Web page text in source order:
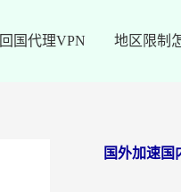
回国代理VPN 地区限制
国外加速国